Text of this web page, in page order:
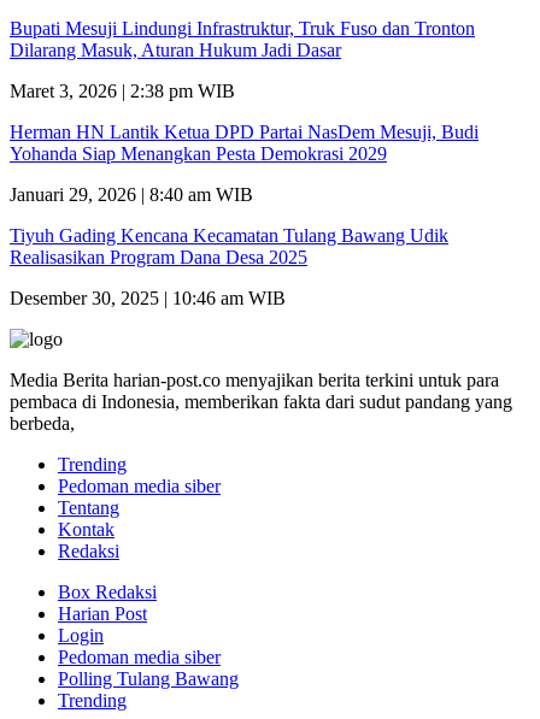
Bupati Mesuji Lindungi Infrastruktur, Truk Fuso dan Tronton
Dilarang Masuk, Aturan Hukum Jadi Dasar
Maret 3, 2026 | 2:38 pm WIB
Herman HN Lantik Ketua DPD Partai NasDem Mesuji, Budi
Yohanda Siap Menangkan Pesta Demokrasi 2029
Januari 29, 2026 | 8:40 am WIB
Tiyuh Gading Kencana Kecamatan Tulang Bawang Udik
Realisasikan Program Dana Desa 2025
Desember 30, 2025 | 10:46 am WIB
Media Berita harian-post.co menyajikan berita terkini untuk para
pembaca di Indonesia, memberikan fakta dari sudut pandang yang
berbeda,
Trending
Pedoman media siber
Tentang
Kontak
Redaksi
Box Redaksi
Harian Post
Login
Pedoman media siber
Polling Tulang Bawang
Trending